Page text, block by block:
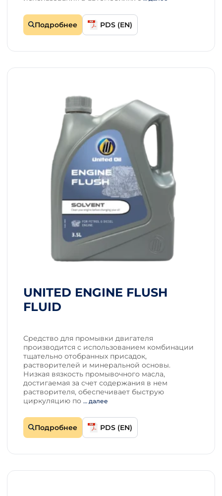
Подробнее PDS (EN)
UNITED ENGINE FLUSH
FLUID
Средство для промывки двигателя
производится с использованием комбинации
тщательно отобранных присадок,
растворителей и минеральной основы.
Низкая вязкость промывочного масла,
достигаемая за счет содержания в нем
растворителя, обеспечивает быструю
циркуляцию по… далее
Подробнее PDS (EN)